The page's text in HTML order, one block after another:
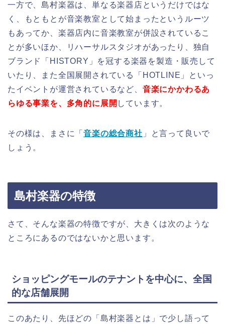
一方で、島村楽器は、単なる楽器店というだけではな
く、もともとが音楽教室として始まったというルーツ
もあってか、楽器店内に音楽教室が併設されているこ
とが多いほか、リハーサルスタジオがあったり、独自
ブランド「HISTORY」を冠する楽器を製造・販売して
いたり、また全国展開されている「HOTLINE」といっ
たイベントが運営されているなど、 音楽にかかわるあ
らゆる事業を、多角的に展開 しています。
その様は、まさに「音楽の総合商社 」と言って良いで
しょう。
島村楽器の特徴
さて、そんな楽器の特徴ですが、大きくは次のような
ところにあるのではないかと思います。
ショッピングモールのテナントを中心に、全国
的な店舗展開
このあたり、先ほどの「島村楽器とは」で少し語って